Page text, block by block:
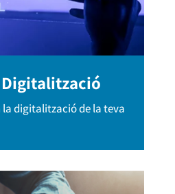
la digitalització de la teva